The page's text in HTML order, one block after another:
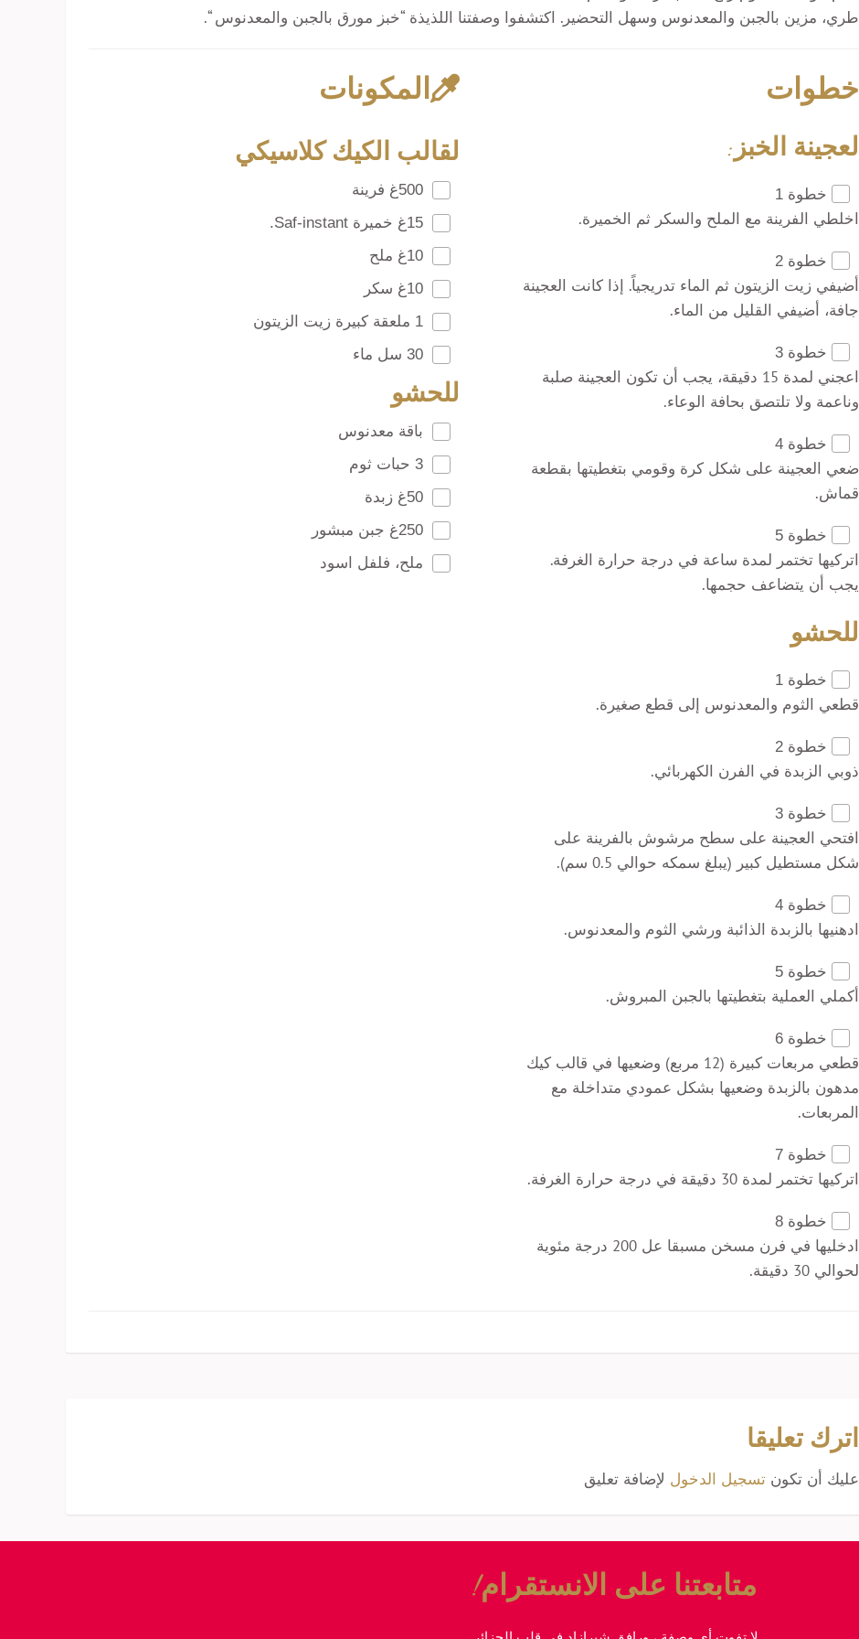
طري، مزين بالجبن والمعدنوس وسهل التحضير. اكتشفوا وصفتنا اللذيذة “خبز مورق بالجبن والمعدنوس “.
المكونات
لقالب الكيك كلاسيكي
500غ فرينة
15غ خميرة Saf-instant.
10غ ملح
10غ سكر
1 ملعقة كبيرة زيت الزيتون
30 سل ماء
للحشو
باقة معدنوس
3 حبات ثوم
50غ زبدة
250غ جبن مبشور
ملح، فلفل اسود
خطوات
لعجينة الخبز:
خطوة 1
اخلطي الفرينة مع الملح والسكر ثم الخميرة.
خطوة 2
أضيفي زيت الزيتون ثم الماء تدريجياً. إذا كانت العجينة
جافة، أضيفي القليل من الماء.
خطوة 3
اعجني لمدة 15 دقيقة، يجب أن تكون العجينة صلبة
وناعمة ولا تلتصق بحافة الوعاء.
خطوة 4
ضعي العجينة على شكل كرة وقومي بتغطيتها بقطعة
قماش.
خطوة 5
اتركيها تختمر لمدة ساعة في درجة حرارة الغرفة.
يجب أن يتضاعف حجمها.
للحشو
خطوة 1
قطعي الثوم والمعدنوس إلى قطع صغيرة.
خطوة 2
ذوبي الزبدة في الفرن الكهربائي.
خطوة 3
افتحي العجينة على سطح مرشوش بالفرينة على
شكل مستطيل كبير (يبلغ سمكه حوالي 0.5 سم).
خطوة 4
ادهنيها بالزبدة الذائبة ورشي الثوم والمعدنوس.
خطوة 5
أكملي العملية بتغطيتها بالجبن المبروش.
خطوة 6
قطعي مربعات كبيرة (12 مربع) وضعيها في قالب كيك
مدهون بالزبدة وضعيها بشكل عمودي متداخلة مع
المربعات.
خطوة 7
اتركيها تختمر لمدة 30 دقيقة في درجة حرارة الغرفة.
خطوة 8
ادخليها في فرن مسخن مسبقا عل 200 درجة مئوية
لحوالي 30 دقيقة.
اترك تعليقا
عليك أن تكونتسجيل الدخول لإضافة تعليق
متابعتنا على الانستقرام!